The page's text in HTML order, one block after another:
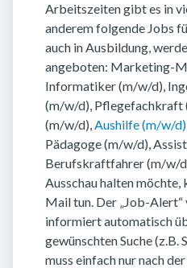
Arbeitszeiten gibt es in
anderem folgende Jobs
auch in Ausbildung,
angeboten: Marketing-
Informatiker (m/w/d),
(m/w/d),
(m/w/d),Aushilfe (m/w/d)
Pädagoge (m/w/d),
Berufskraftfahrer (m/w/
Ausschau halten möchte,
Mail tun. Der „Job-
informiert automatisch
gewünschten Suche (z.B.
muss einfach nur nach